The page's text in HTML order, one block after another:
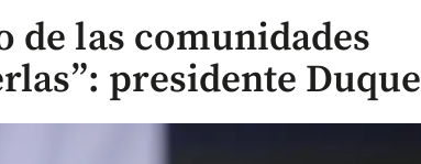
de las comunidades
presidente Duque